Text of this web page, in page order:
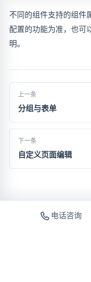
不同的组件支持的组件
配置的功能为准，也可
明。
上一条
分组与表单
下一条
自定义页面编辑
电话咨询